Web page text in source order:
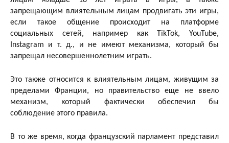
запрещающим влиятельным лицам продвигать эти игры,
если такое общение происходит на платформе
социальных сетей, например как TikTok, YouTube,
Instagram и т. д., и не имеют механизма, который бы
запрещал несовершеннолетним играть.
Это также относится к влиятельным лицам, живущим за
пределами Франции, но правительство еще не ввело
механизм, который фактически обеспечил бы
соблюдение этого правила.
В то же время, когда французский парламент представил